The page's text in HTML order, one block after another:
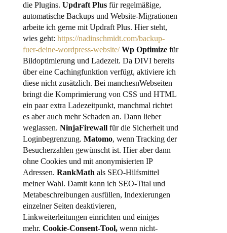
die Plugins. Updraft Plusfür regelmäßige,
automatische Backups und Website-Migrationen
arbeite ich gerne mit Updraft Plus. Hier steht,
wies geht: https://nadinschmidt.com/backup-
fuer-deine-wordpress-website/ Wp Optimizefür
Bildoptimierung und Ladezeit. Da DIVI bereits
über eine Cachingfunktion verfügt, aktiviere ich
diese nicht zusätzlich. Bei manchesnWebseiten
bringt die Komprimierung von CSS und HTML
ein paar extra Ladezeitpunkt, manchmal richtet
es aber auch mehr Schaden an. Dann lieber
weglassen. NinjaFirewallfür die Sicherheit und
Loginbegrenzung. Matomo, wenn Tracking der
Besucherzahlen gewünscht ist. Hier aber dann
ohne Cookies und mit anonymisierten IP
Adressen. RankMath als SEO-Hilfsmittel
meiner Wahl. Damit kann ich SEO-Tital und
Metabeschreibungen ausfüllen, Indexierungen
einzelner Seiten deaktivieren,
Linkweiterleitungen einrichten und einiges
mehr. Cookie-Consent-Tool,wenn nicht-